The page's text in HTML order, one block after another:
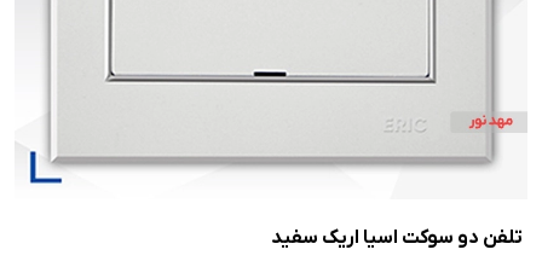
تلفن دو سوکت اسیا اریک سفید